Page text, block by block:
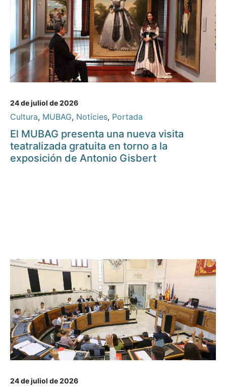
24 de juliol de 2026
Cultura, MUBAG, Notícies, Portada
El MUBAG presenta una nueva visita
teatralizada gratuita en torno a la
exposición de Antonio Gisbert
24 de juliol de 2026